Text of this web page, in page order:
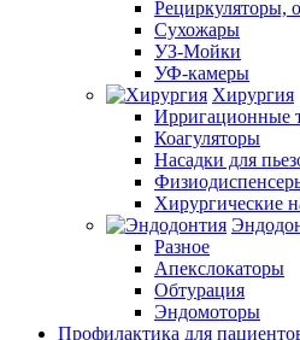
Рециркуляторы,
Сухожары
УЗ-Мойки
УФ-камеры
Хирургия
Ирригационные
Коагуляторы
Насадки для
Хирургические
Разное
Апекслокаторы
Обтурация
Эндомоторы
Профилактика для